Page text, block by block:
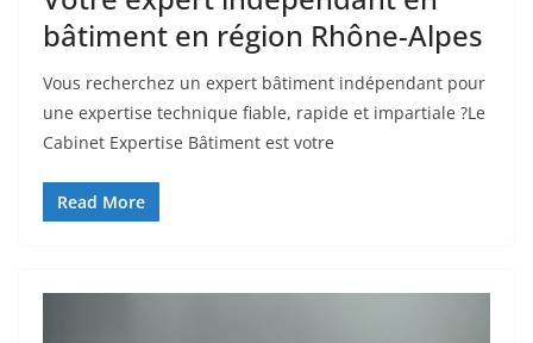
bâtiment en région Rhône-Alpes
Vous recherchez un expert bâtiment indépendant pour
une expertise technique fiable, rapide et impartiale ?Le
Cabinet Expertise Bâtiment est votre
Read More